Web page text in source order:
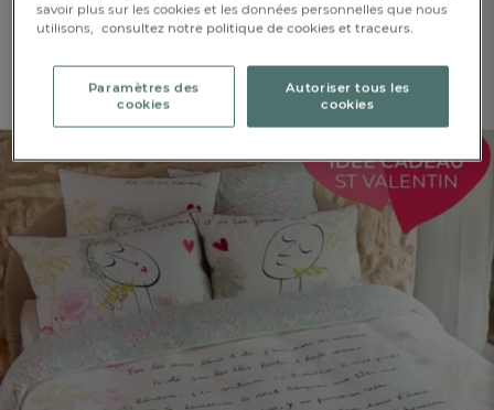
savoir plus sur les cookies et les données personnelles que nous
utilisons, consultez notre politique de cookies et traceurs.
Paramètres des
cookies
Autoriser tous les
cookies